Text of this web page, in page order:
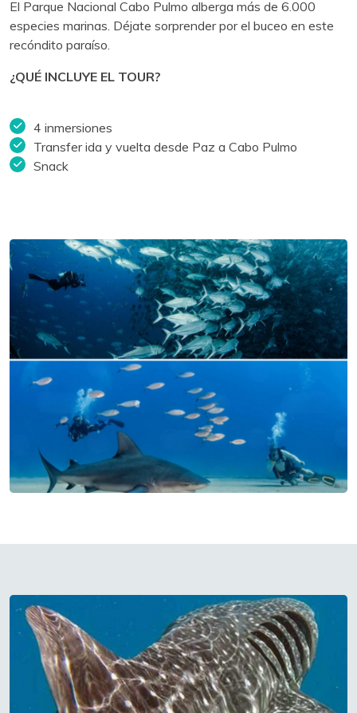
El Parque Nacional Cabo Pulmo alberga más de 6.000
especies marinas. Déjate sorprender por el buceo en este
recóndito paraíso.
¿QUÉ INCLUYE EL TOUR?
4 inmersiones
Transfer ida y vuelta desde Paz a Cabo Pulmo
Snack